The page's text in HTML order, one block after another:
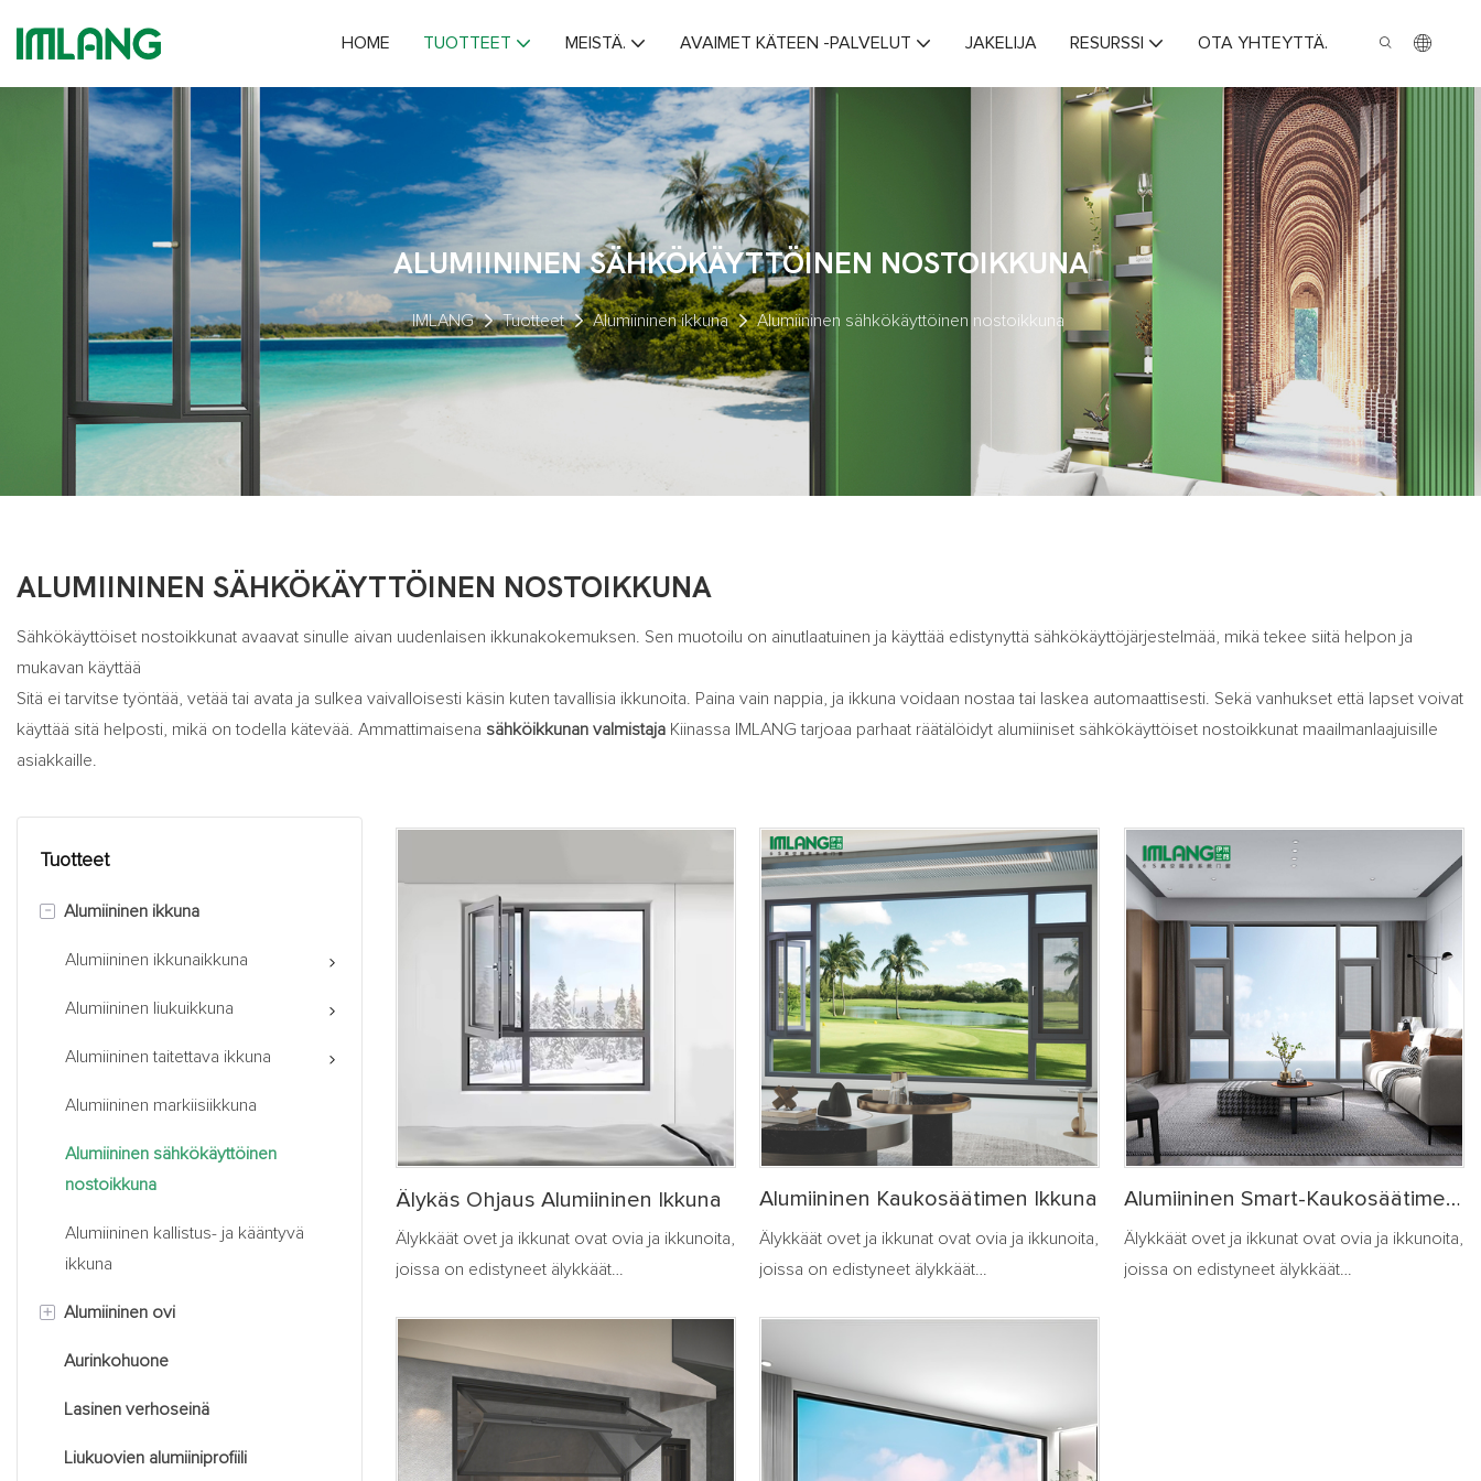
HOME TUOTTEET MEISTÄ. AVAIMET KÄTEEN -PALVELUT JAKELIJA RESURSSI OTA YHTEYTTÄ.
ALUMIININEN SÄHKÖKÄYTTÖINEN NOSTOIKKUNA
IMLANG Tuotteet Alumiininen ikkuna Alumiininen sähkökäyttöinen nostoikkuna
ALUMIININEN SÄHKÖKÄYTTÖINEN NOSTOIKKUNA
Sähkökäyttöiset nostoikkunat avaavat sinulle aivan uudenlaisen ikkunakokemuksen. Sen muotoilu on ainutlaatuinen ja käyttää edistynyttä sähkökäyttöjärjestelmää, mikä tekee siitä helpon ja
mukavan käyttää
Sitä ei tarvitse työntää, vetää tai avata ja sulkea vaivalloisesti käsin kuten tavallisia ikkunoita. Paina vain nappia, ja ikkuna voidaan nostaa tai laskea automaattisesti. Sekä vanhukset että lapset voivat
käyttää sitä helposti, mikä on todella kätevää. Ammattimaisena sähköikkunan valmistaja Kiinassa IMLANG tarjoaa parhaat räätälöidyt alumiiniset sähkökäyttöiset nostoikkunat maailmanlaajuisille
asiakkaille.
Tuotteet
- Alumiininen ikkuna
Alumiininen ikkunaikkuna
Alumiininen liukuikkuna
Alumiininen taitettava ikkuna
Alumiininen markiisiikkuna
Alumiininen sähkökäyttöinen
nostoikkuna
Alumiininen kallistus- ja kääntyvä
ikkuna
+ Alumiininen ovi
Alumiininen liukuovi
Alumiininen kääntöovi
Alumiininen taitto-ovi
Aurinkohuone
Lasinen verhoseinä
Liukuovien alumiiniprofiili
Älykäs Ohjaus Alumiininen Ikkuna
Älykkäät ovet ja ikkunat ovat ovia ja ikkunoita,
joissa on edistyneet älykkäät
avautumisen ja sulkemisen tunnistuksen
esimerkiksi tunnistamalla ihmiskehon
läheisyyden, valon voimakkuuden, tuuli- ja
sadeolosuhteet jne. Niitä voidaan myös
Alumiininen Kaukosäätimen Ikkuna
Älykkäät ovet ja ikkunat ovat ovia ja ikkunoita,
joissa on edistyneet älykkäät
avautumisen ja sulkemisen tunnistuksen
esimerkiksi tunnistamalla ihmiskehon
läheisyyden, valon voimakkuuden, tuuli- ja
sadeolosuhteet jne. Niitä voidaan myös
Alumiininen Smart-Kaukosäätimen
Ikkuna
Älykkäät ovet ja ikkunat ovat ovia ja ikkunoita,
joissa on edistyneet älykkäät